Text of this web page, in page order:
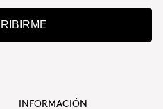
separadas cada
INFORMACIÓN